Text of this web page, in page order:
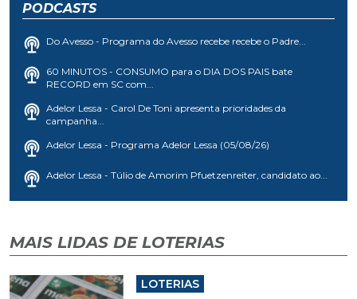
PODCASTS
Do Avesso - Programa do Avesso recebe recebe o Padre...
60 MINUTOS - CONSUMO para o DIA DOS PAIS bate
RECORD em SC com...
Adelor Lessa - Carol De Toni apresenta prioridades da
campanha...
Adelor Lessa - Programa Adelor Lessa (05/08/26)
Adelor Lessa - Túlio de Amorim Pfuetzenreiter, candidato ao...
MAIS LIDAS DE LOTERIAS
LOTERIAS